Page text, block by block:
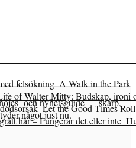
felsökning A Walk in the Park
of Walter Mitty: Budskap, ironi
Let the Good Times
hår – Fungerar det eller inte
och nyhetsguide — skarp,
något just nu.